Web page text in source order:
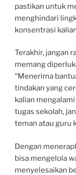
pastikan untuk
menghindari
konsentrasi
Terakhir, jangan
memang
“Menerima
tindakan yang
kalian
tugas sekolah,
teman atau guru
Dengan
bisa mengelola
menyelesaikan